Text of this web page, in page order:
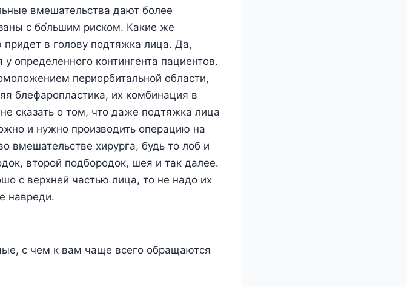
вмешательства дают более
с бо́льшим риском. Какие же
в голову подтяжка лица. Да,
определенного контингента пациентов.
периорбитальной области,
блефаропластика, их комбинация в
сказать о том, что даже подтяжка лица
и нужно производить операцию на
вмешательстве хирурга, будь то лоб и
второй подбородок, шея и так далее.
с верхней частью лица, то не надо их
навреди.
с чем к вам чаще всего обращаются